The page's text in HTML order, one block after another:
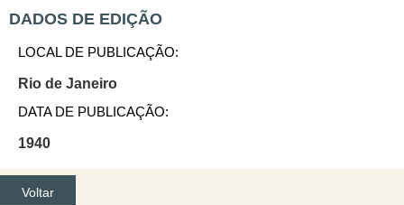
DADOS DE EDIÇÃO
LOCAL DE PUBLICAÇÃO:
Rio de Janeiro
DATA DE PUBLICAÇÃO:
1940
Voltar